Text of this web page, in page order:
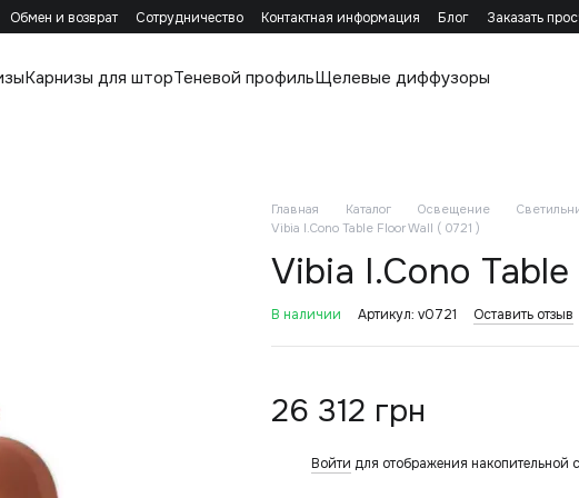
Обмен и возврат Сотрудничество Контактная информация Блог Заказать
Карнизы для шторТеневой профильЩелевые диффузоры
Главная Каталог Освещение
Vibia I.Cono Table Floor Wall ( 0721 )
Vibia I.Cono
В наличии Артикул: v0721 Оставить отзыв
26 312 грн
Войти для отображения накопительной